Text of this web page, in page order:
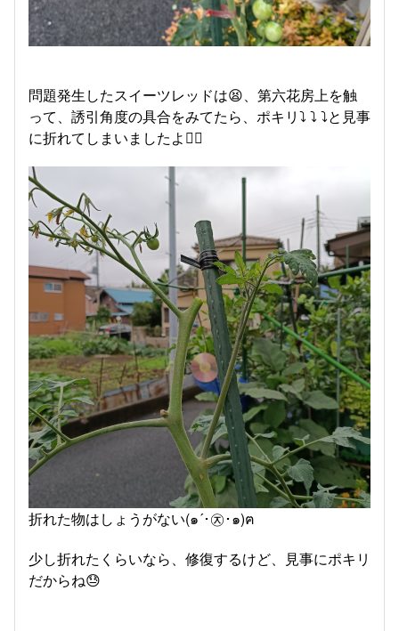
問題発生したスイーツレッドは😫、第六花房上を触
って、誘引角度の具合をみてたら、ポキリ⤵︎ ⤵︎ ⤵︎と見事
に折れてしまいましたよ😵‍💫
折れた物はしょうがない(๑´･㉨･๑)ฅ
少し折れたくらいなら、修復するけど、見事にポキリ
だからね😓